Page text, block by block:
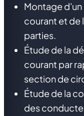
Montage
courant et de
parties.
Étude de la
courant par
section de
Étude de la
des